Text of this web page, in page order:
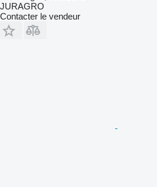
JURAGRO
Contacter le vendeur